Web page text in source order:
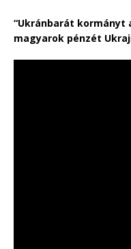
“Ukránbarát kormányt
magyarok pénzét